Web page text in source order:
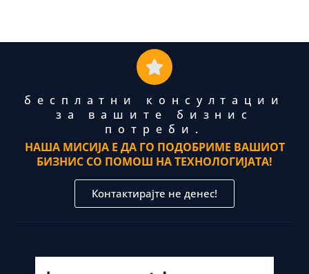
бесплатни консултации
за вашите бизнис
потреби.
НАША МИСИЈА Е ДА ГО ПОДОБРИМЕ ВАШИОТ
БИЗНИС СО ПОМОШ НА ТЕХНОЛОГИЈАТА!
Контактирајте не денес!